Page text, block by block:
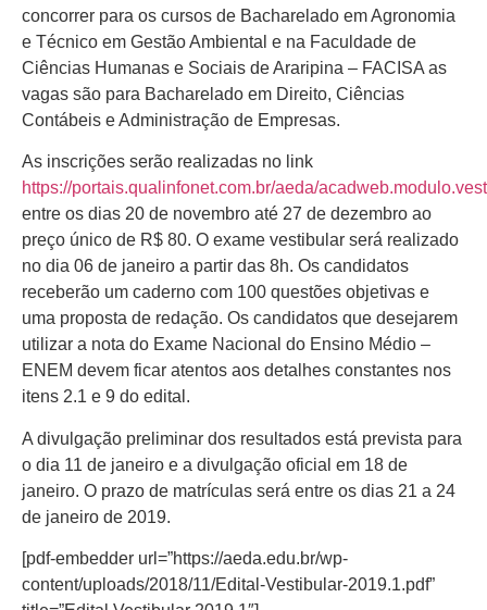
concorrer para os cursos de Bacharelado em Agronomia
e Técnico em Gestão Ambiental e na Faculdade de
Ciências Humanas e Sociais de Araripina – FACISA as
vagas são para Bacharelado em Direito, Ciências
Contábeis e Administração de Empresas.
As inscrições serão realizadas no link
https://portais.qualinfonet.com.br/aeda/
entre os dias 20 de novembro até 27 de dezembro ao
preço único de R$ 80. O exame vestibular será realizado
no dia 06 de janeiro a partir das 8h. Os candidatos
receberão um caderno com 100 questões objetivas e
uma proposta de redação. Os candidatos que desejarem
utilizar a nota do Exame Nacional do Ensino Médio –
ENEM devem ficar atentos aos detalhes constantes nos
itens 2.1 e 9 do edital.
A divulgação preliminar dos resultados está prevista para
o dia 11 de janeiro e a divulgação oficial em 18 de
janeiro. O prazo de matrículas será entre os dias 21 a 24
de janeiro de 2019.
[pdf-embedder url=”https://aeda.edu.br/wp-
content/uploads/2018/11/Edital-Vestibular-2019.1.pdf”